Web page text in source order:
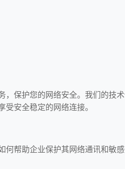
保护您的网络安全。我们的技
安全稳定的网络连接。
帮助企业保护其网络通讯和敏